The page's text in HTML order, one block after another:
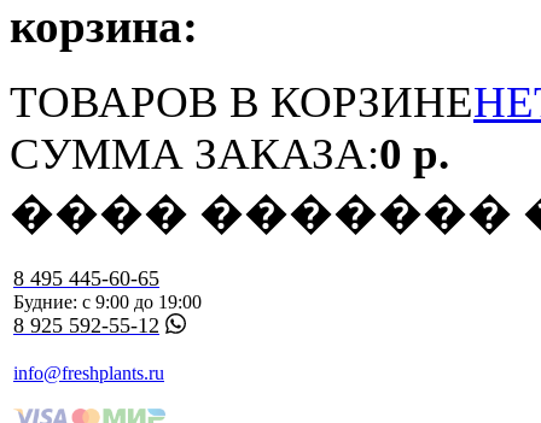
корзина:
ТОВАРОВ В КОРЗИНЕ
СУММА ЗАКАЗА:0 р.
���� �������
8 495 445-60-65
Будние: с 9:00 до 19:00
8 925 592-55-12
info@freshplants.ru